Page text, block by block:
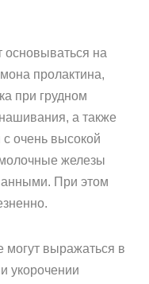
основываться на
пролактина,
при грудном
а также
очень высокой
железы
При этом
могут выражаться в
укорочении